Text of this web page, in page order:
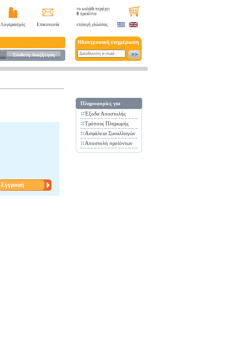
Λογαριασμός Επικοινωνία
Σύνθετη Αναζήτηση
το καλάθι περιέχει
0 προϊόντα
επιλογή γλώσσας
Εγγραφή
Πληροφορίες για
Έξοδα Αποστολής
Τρόπους Πληρωμής
Ασφάλεια Συναλλαγών
Αποστολή προίόντων